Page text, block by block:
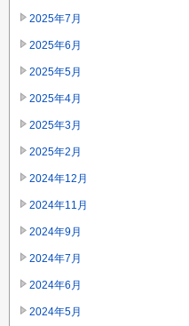
2025年7月
2025年6月
2025年5月
2025年4月
2025年3月
2025年2月
2024年12月
2024年11月
2024年9月
2024年7月
2024年6月
2024年5月